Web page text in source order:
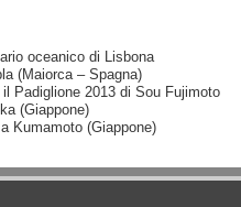
oceanico di Lisbona
(Maiorca – Spagna)
Padiglione 2013 di Sou Fujimoto
(Giappone)
Kumamoto (Giappone)